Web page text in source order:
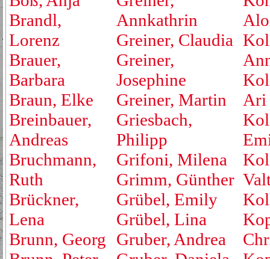
Brandl,
Lorenz
Brauer,
Barbara
Braun, Elke
Breinbauer,
Andreas
Bruchmann,
Ruth
Brückner,
Lena
Brunn, Georg
Annkathrin
Greiner, Claudia
Greiner,
Josephine
Greiner, Martin
Griesbach,
Philipp
Grifoni, Milena
Grimm, Günther
Grübel, Emily
Grübel, Lina
Gruber, Andrea
Ari